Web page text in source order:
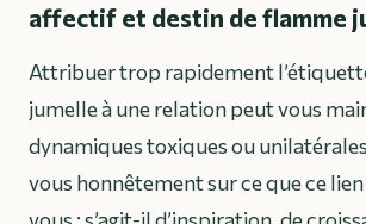
affectif et destin de flamme
Attribuer trop rapidement
jumelle à une relation peut vous
dynamiques toxiques ou
vous honnêtement sur ce que ce